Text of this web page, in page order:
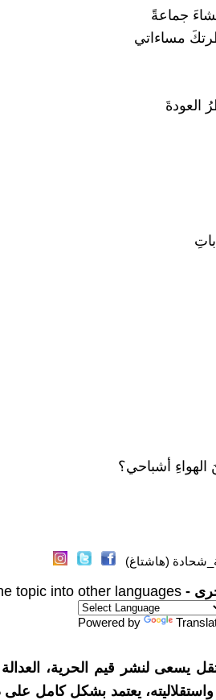
جماعةً
مساءاتي
العودةَ
أشباحي؟
(هاشتاغ)
-
topic into other languages
Powered by
لنشر قيم الحرية، العدالة
يعتمد بشكل كامل